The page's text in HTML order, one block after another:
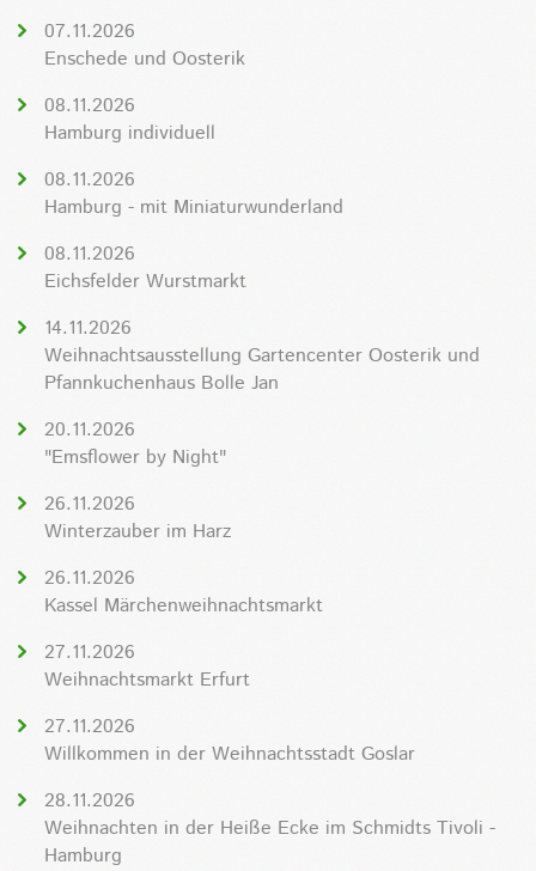
07.11.2026
Enschede und Oosterik
08.11.2026
Hamburg individuell
08.11.2026
Hamburg - mit Miniaturwunderland
08.11.2026
Eichsfelder Wurstmarkt
14.11.2026
Weihnachtsausstellung Gartencenter Oosterik und
Pfannkuchenhaus Bolle Jan
20.11.2026
"Emsflower by Night"
26.11.2026
Winterzauber im Harz
26.11.2026
Kassel Märchenweihnachtsmarkt
27.11.2026
Weihnachtsmarkt Erfurt
27.11.2026
Willkommen in der Weihnachtsstadt Goslar
28.11.2026
Weihnachten in der Heiße Ecke im Schmidts Tivoli -
Hamburg